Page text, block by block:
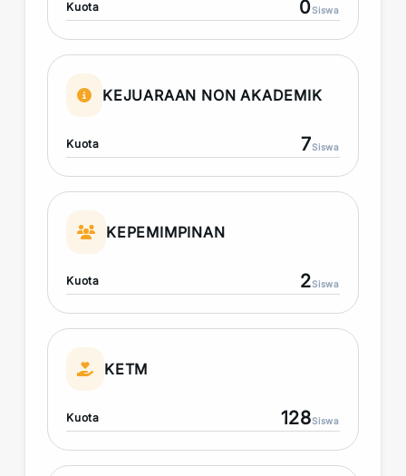
Kuota 0Siswa
KEJUARAAN NON AKADEMIK
Kuota 7Siswa
KEPEMIMPINAN
Kuota 2Siswa
KETM
Kuota 128Siswa